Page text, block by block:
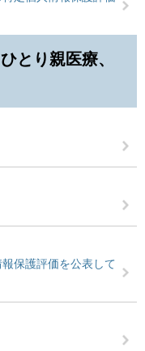
とり親医療、
保護評価を公表して